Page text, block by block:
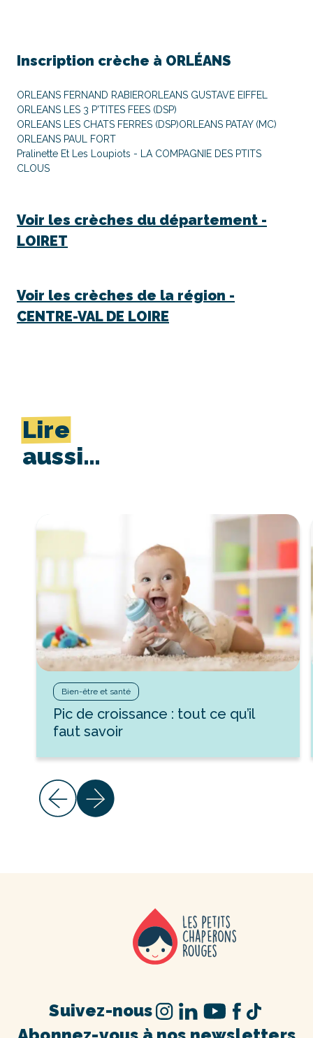
Inscription crèche à ORLÉANS
ORLEANS FERNAND RABIERORLEANS GUSTAVE EIFFEL
ORLEANS LES 3 P'TITES FEES (DSP)
ORLEANS LES CHATS FERRES (DSP)ORLEANS PATAY (MC)
ORLEANS PAUL FORT
Pralinette Et Les Loupiots - LA COMPAGNIE DES PTITS
CLOUS
Voir les crèches du département -
LOIRET
Voir les crèches de la région -
CENTRE-VAL DE LOIRE
Lire
aussi…
Bien-être et santé
Pic de croissance : tout ce qu’il
faut savoir
Suivez-nous